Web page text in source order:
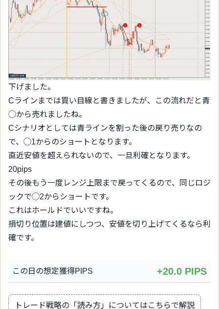
下げました。
Cラインまでは買い目線と書きましたが、この流れだと青
◯から売れましたね。
Cシナリオとしては青ラインを割った後の戻り売りなの
で、◯1からのショートとなります。
直近安値を超えられないので、一旦利確となります。
20pips
その後もう一度レンジ上限まで戻ってくるので、同じロジ
ックで◯2からショートです。
これはホールドでいいですね。
損切り位置は建値にしつつ、安値を切り上げてくるなら利
確です。
この日の想定獲得PIPS +20.0 PIPS
トレード戦略の「読み方」についてはこちらで解説